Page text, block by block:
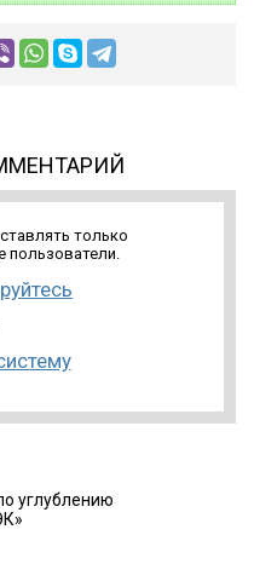
только
пользователи.
углублению